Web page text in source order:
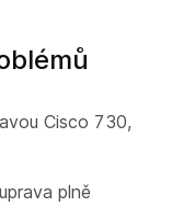
Cisco 730,
plně